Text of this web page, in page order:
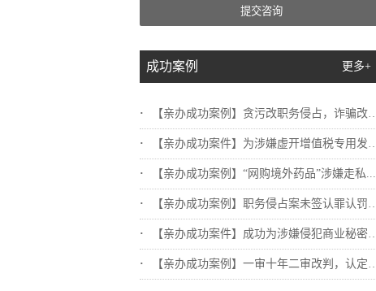
提交咨询
成功案例 更多+
【亲办成功案例】贪污改职务侵占，诈骗改挪...
【亲办成功案件】为涉嫌虚开增值税专用发票...
【亲办成功案例】“网购境外药品”涉嫌走私...
【亲办成功案例】职务侵占案未签认罪认罚，...
【亲办成功案件】成功为涉嫌侵犯商业秘密罪...
【亲办成功案例】一审十年二审改判，认定不...